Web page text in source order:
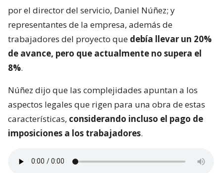
por el director del servicio, Daniel Núñez; y
representantes de la empresa, además de
trabajadores del proyecto que debía llevar un 20%
de avance, pero que actualmente no supera el
8%.
Núñez dijo que las complejidades apuntan a los
aspectos legales que rigen para una obra de estas
características, considerando incluso el pago de
imposiciones a los trabajadores.